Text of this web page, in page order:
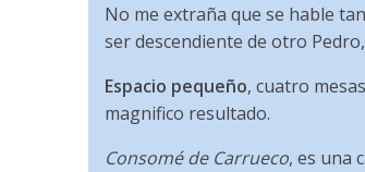
No me extraña que se hable
ser descendiente de otro
Espacio pequeño, cuatro
magnifico resultado.
Consomé de Carrueco, es una